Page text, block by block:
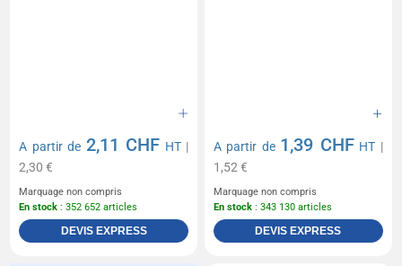
A partir de 2,11 CHF HT|
2,30 €
Marquage non compris
En stock : 352 652 articles
DEVIS EXPRESS
A partir de 1,39 CHF HT |
1,52 €
Marquage non compris
En stock : 343 130 articles
DEVIS EXPRESS